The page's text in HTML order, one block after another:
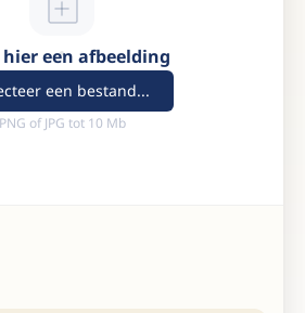
hier een afbeelding
een bestand...
PNG of JPG tot 10 Mb